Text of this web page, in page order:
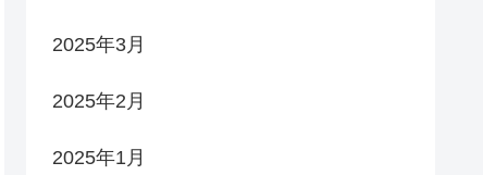
2025年3月
2025年2月
2025年1月